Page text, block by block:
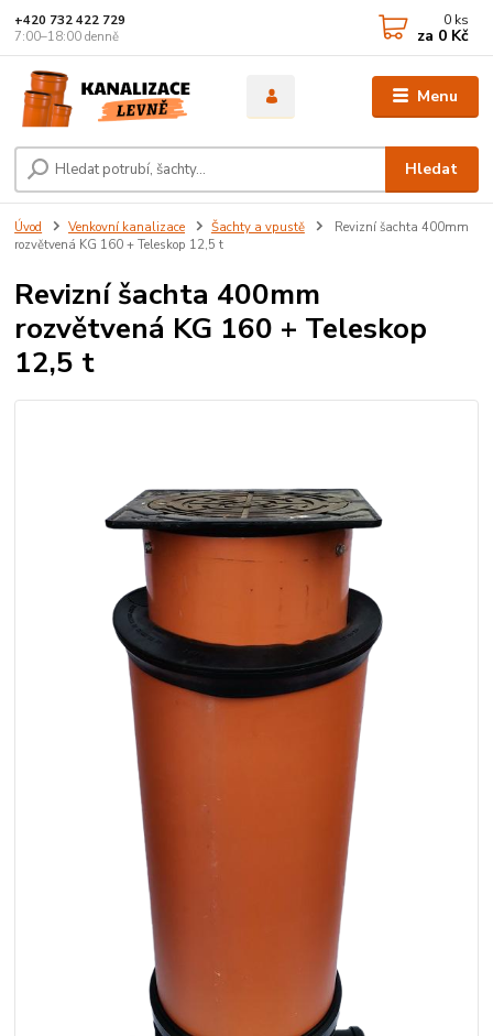
Menu
Hledat
+420 732 422 729
7:00–18:00 denně
0 ks
za 0 Kč
Úvod Venkovní kanalizace Šachty a vpustě
Revizní šachta 400mm
rozvětvená KG 160 + Teleskop 12,5 t
Revizní šachta 400mm
rozvětvená KG 160 + Teleskop
12,5 t